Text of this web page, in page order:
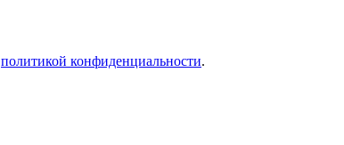
политикой конфиденциальности.